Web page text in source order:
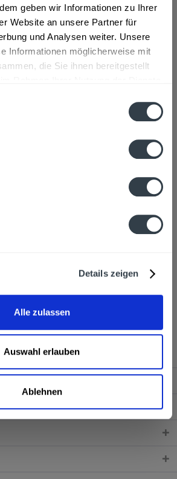
geben wir Informationen zu Ihrer
Website an unsere Partner für
und Analysen weiter. Unsere
Informationen möglicherweise mit
die Sie ihnen bereitgestellt
Details zeigen
Alle zulassen
Auswahl erlauben
Ablehnen
32334
0,7l"
35-38 49740 Haselünne
mehr
wird in den folgenden Regionen,
Postleitzahl-Gebieten geliefert